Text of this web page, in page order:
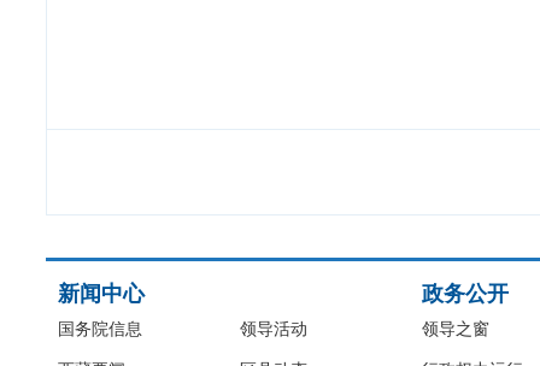
新闻中心
国务院信息 领导活动
政务公开
领导之窗